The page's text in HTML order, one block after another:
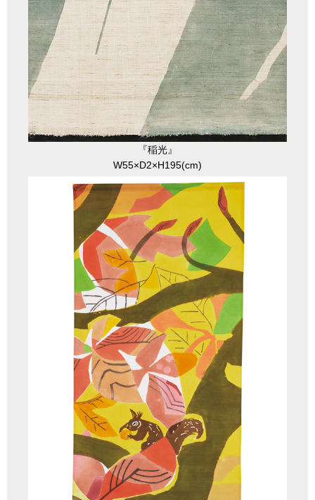
『稲光』
W55×D2×H195(cm)